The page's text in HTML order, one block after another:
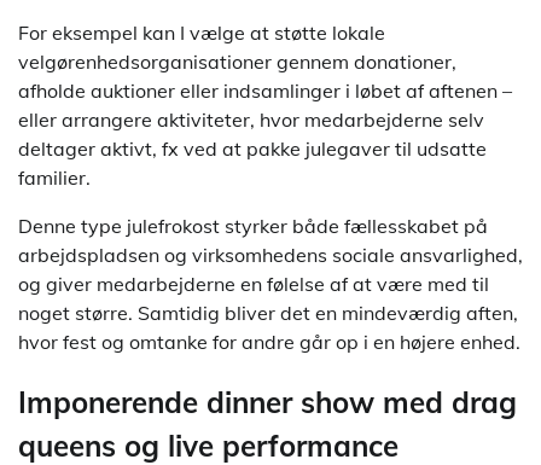
For eksempel kan I vælge at støtte lokale
velgørenhedsorganisationer gennem donationer,
afholde auktioner eller indsamlinger i løbet af aftenen –
eller arrangere aktiviteter, hvor medarbejderne selv
deltager aktivt, fx ved at pakke julegaver til udsatte
familier.
Denne type julefrokost styrker både fællesskabet på
arbejdspladsen og virksomhedens sociale ansvarlighed,
og giver medarbejderne en følelse af at være med til
noget større. Samtidig bliver det en mindeværdig aften,
hvor fest og omtanke for andre går op i en højere enhed.
Imponerende dinner show med drag
queens og live performance